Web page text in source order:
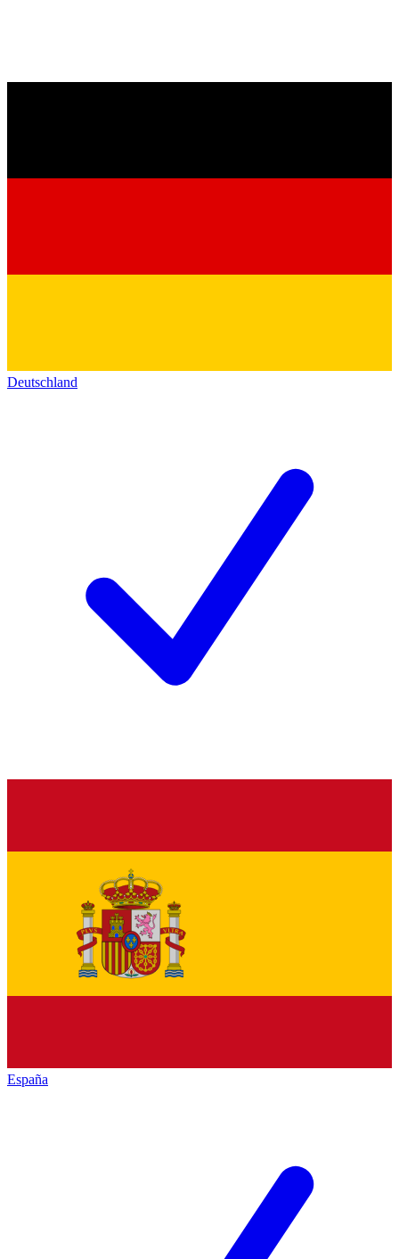
Deutschland
España